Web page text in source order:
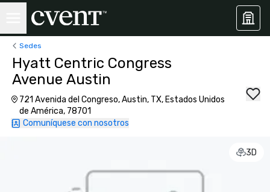
Sedes
Hyatt Centric Congress
Avenue Austin
721 Avenida del Congreso, Austin, TX, Estados Unidos
de América, 78701
Comuníquese con nosotros
3D